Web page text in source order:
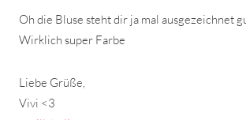
Oh die Bluse steht dir ja mal ausgezeichnet
Wirklich super Farbe
Liebe Grüße,
Vivi <3